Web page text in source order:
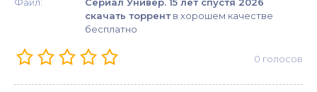
скачать торрент в хорошем качестве
бесплатно
0 голосов